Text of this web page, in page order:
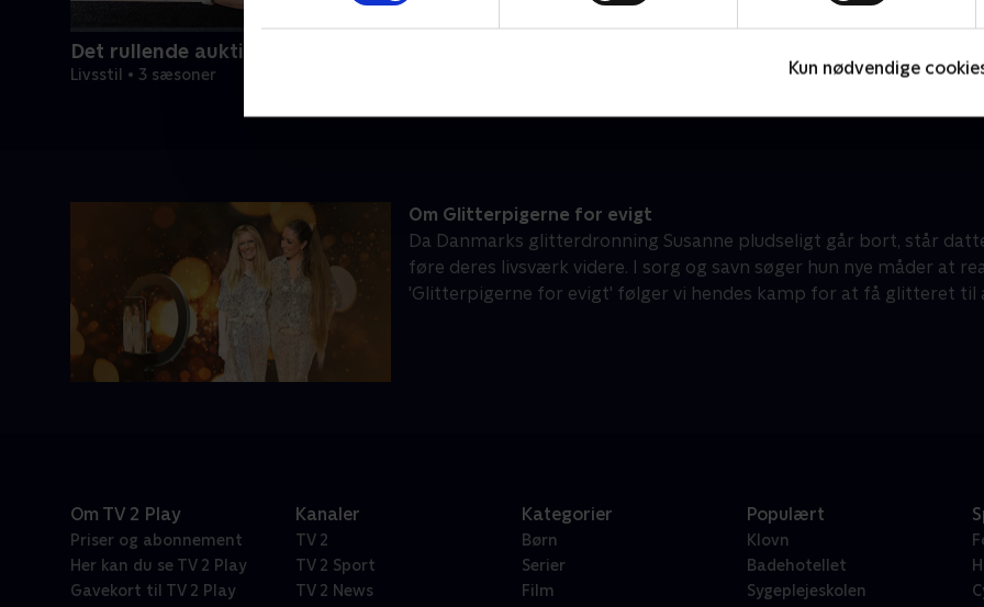
Kun nødvendige
Det rullende auktionshus
Livsstil • 3 sæsoner
Om Glitterpigerne for evigt
Da Danmarks glitterdronning Susanne pludseligt går bort, står
føre deres livsværk videre. I sorg og savn søger hun nye måder at
'Glitterpigerne for evigt' følger vi hendes kamp for at få glitteret til
Om TV 2 Play
Priser og abonnement
Her kan du se TV 2 Play
Gavekort til TV 2 Play
Kanaler
TV 2
TV 2 Sport
TV 2 News
Kategorier
Børn
Serier
Film
Populært
Klovn
Badehotellet
Sygeplejeskolen